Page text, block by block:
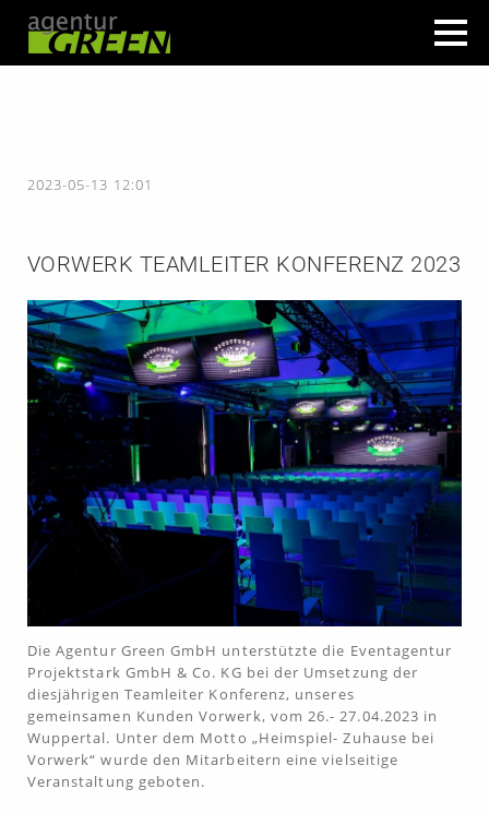
2023-05-13 12:01
VORWERK TEAMLEITER KONFERENZ 2023
Die Agentur Green GmbH unterstützte die Eventagentur
Projektstark GmbH & Co. KG bei der Umsetzung der
diesjährigen Teamleiter Konferenz, unseres
gemeinsamen Kunden Vorwerk, vom 26.- 27.04.2023 in
Wuppertal. Unter dem Motto „Heimspiel- Zuhause bei
Vorwerk“ wurde den Mitarbeitern eine vielseitige
Veranstaltung geboten.